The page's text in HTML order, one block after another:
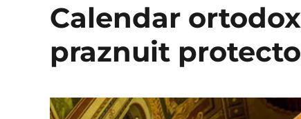
Calendar
praznuit